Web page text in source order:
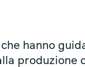
hanno
produzione